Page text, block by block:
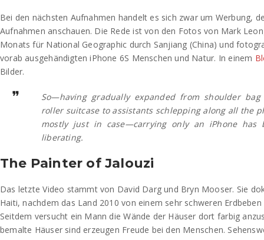
Bei den nächsten Aufnahmen handelt es sich zwar um Werbung,
Aufnahmen anschauen. Die Rede ist von den Fotos von Mark
Monats für National Geographic durch Sanjiang (China) und
vorab ausgehändigten iPhone 6S Menschen und Natur. In einem
Bilder.
So—having gradually expanded from shoulder
roller suitcase to assistants schlepping along all the
mostly just in case—carrying only an iPhone has
liberating.
The Painter of Jalouzi
Das letzte Video stammt von David Darg und Bryn Mooser. Sie
Haiti, nachdem das Land 2010 von einem sehr schweren
Seitdem versucht ein Mann die Wände der Häuser dort farbig
bemalte Häuser sind erzeugen Freude bei den Menschen.